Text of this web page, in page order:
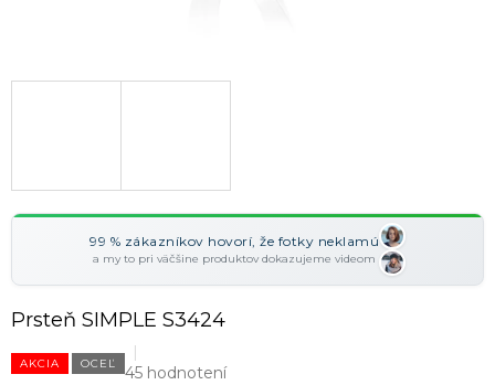
99 % zákazníkov hovorí, že fotky neklamú
a my to pri väčšine produktov dokazujeme videom
Prsteň SIMPLE S3424
AKCIA OCEĽ 45 hodnotení